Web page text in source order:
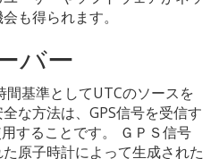
も得られます。
バー
間基準としてUTCのソースを
な方法は、GPS信号を受信す
することです。 ＧＰＳ信号
原子時計によって生成された